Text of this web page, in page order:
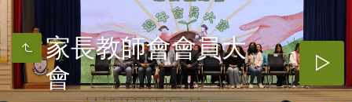
家長教師會會員大
會